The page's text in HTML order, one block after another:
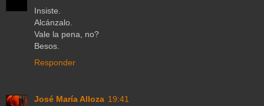
Insiste.
Alcánzalo.
Vale la pena, no?
Besos.
Responder
José María Alloza 19:41